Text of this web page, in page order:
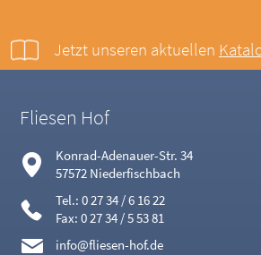
Jetzt unseren aktuellen
Fliesen Hof
Konrad-Adenauer-Str. 34
57572 Niederfischbach
Tel.: 0 27 34 / 6 16 22
Fax: 0 27 34 / 5 53 81
info@fliesen-hof.de